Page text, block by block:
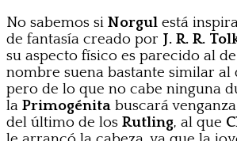
No sabemos si Norgul está
de fantasía creado por J. R. R.
su aspecto físico es parecido al de
nombre suena bastante similar al
pero de lo que no cabe ninguna
la Primogénita buscará
del último de los Rutling, al que